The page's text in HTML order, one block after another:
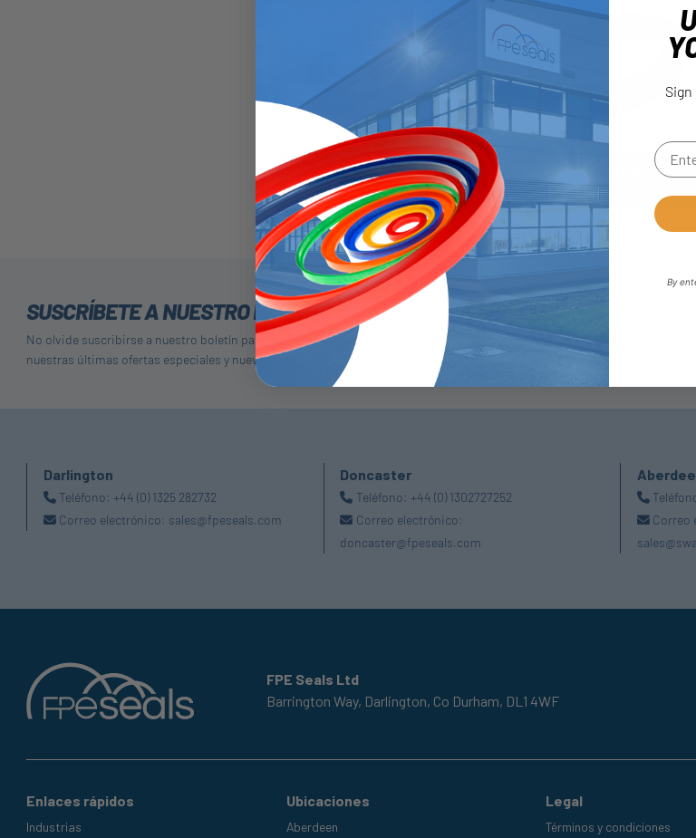
Sello de Pistón con Anillo de
Extrusión Externa
Sello de Pistón o Vástago -
Actuación Simple
SUSCRÍBETE A NUESTRO BOLETÍN
No olvide suscribirse a nuestro boletín para recibir detalles de
nuestras últimas ofertas especiales y nuevos productos.
Darlington
Teléfono: +44 (0) 1325 282732
Correo electrónico: sales@fpeseals.com
Doncaster
Teléfono: +44 (0) 1302727252
Correo electrónico:
doncaster@fpeseals.com
Correo
FPE Seals Ltd
Barrington Way, Darlington, Co Durham, DL1 4WF
Enlaces rápidos
Industrias
Ubicaciones
Aberdeen
Legal
Términos y condiciones
By